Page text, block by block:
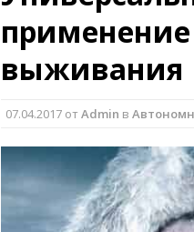
выживания
07.04.2017 от Admin в